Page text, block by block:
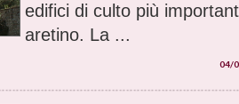
edifici di culto più
aretino. La ...
04/